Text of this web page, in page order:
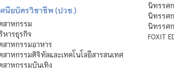
นียบัตรวิชาชีพ (ปวช.)
สาหกรรม
หารธุรกิจ
สาหกรรมอาหาร
าหกรรมดิจิทัลและเทคโนโลยีสารสนเทศ
สาหกรรมบันเทิง
นิทรรศ
นิทรรศ
นิทรรศ
FOXIT